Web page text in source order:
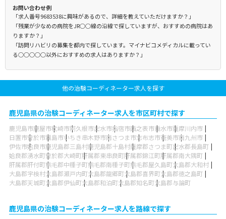
お問い合わせ例
「求人番号9683538に興味があるので、詳細を教えていただけますか？」
「残業が少なめの病院をJR○○線の沿線で探していますが、おすすめの病院はあ
りますか？」
「訪問リハビリの募集を都内で探しています。マイナビコメディカルに載ってい
る○○○○○以外におすすめの求人はありますか？」
他の治験コーディネーター求人を探す
鹿児島県の治験コーディネーター求人を市区町村で探す
鹿児島市鹿屋市枕崎市阿久根市出水市指宿市西之表市垂水市薩摩川内市
日置市曽於市霧島市いちき串木野市南さつま市志布志市奄美市南九州市
伊佐市姶良市鹿児島郡三島村鹿児島郡十島村薩摩郡さつま町出水郡長島町
姶良郡湧水町曽於郡大崎町肝属郡東串良町肝属郡錦江町肝属郡南大隅町
肝属郡肝付町熊毛郡中種子町熊毛郡南種子町熊毛郡屋久島町大島郡大和村
大島郡宇検村大島郡瀬戸内町大島郡龍郷町大島郡喜界町大島郡徳之島町
大島郡天城町大島郡伊仙町大島郡和泊町大島郡知名町大島郡与論町
鹿児島県の治験コーディネーター求人を路線で探す